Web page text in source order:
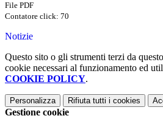
File PDF
Contatore click: 70
Notizie
Questo sito o gli strumenti terzi da
cookie necessari al funzionamento ed
COOKIE POLICY.
Personalizza Rifiuta tutti i cookies
Gestione cookie